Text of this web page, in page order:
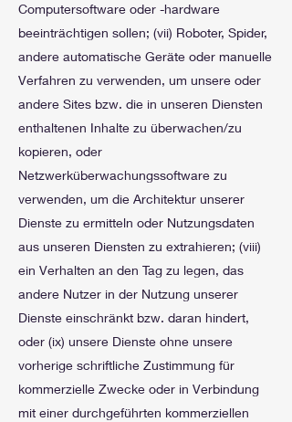
Computersoftware oder -hardware
beeinträchtigen sollen; (vii) Roboter, Spider,
andere automatische Geräte oder manuelle
Verfahren zu verwenden, um unsere oder
andere Sites bzw. die in unseren Diensten
enthaltenen Inhalte zu überwachen/zu
kopieren, oder
Netzwerküberwachungssoftware zu
verwenden, um die Architektur unserer
Dienste zu ermitteln oder Nutzungsdaten
aus unseren Diensten zu extrahieren; (viii)
ein Verhalten an den Tag zu legen, das
andere Nutzer in der Nutzung unserer
Dienste einschränkt bzw. daran hindert,
oder (ix) unsere Dienste ohne unsere
vorherige schriftliche Zustimmung für
kommerzielle Zwecke oder in Verbindung
mit einer durchgeführten kommerziellen